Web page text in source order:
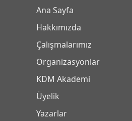
Ana Sayfa
Hakkımızda
Çalışmalarımız
Organizasyonlar
KDM Akademi
Üyelik
Yazarlar